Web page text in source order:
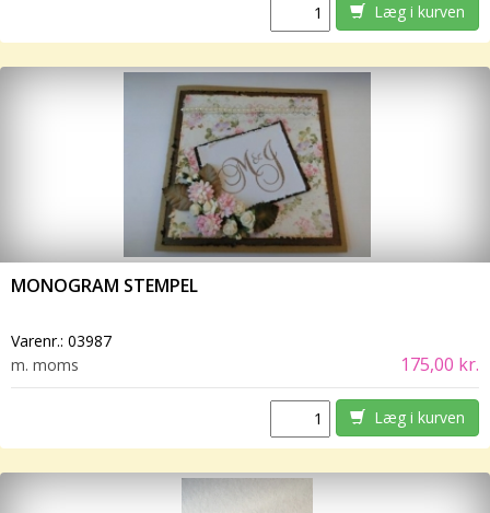
Læg i kurven
MONOGRAM STEMPEL
Varenr.: 03987
m. moms
175,00 kr.
Læg i kurven